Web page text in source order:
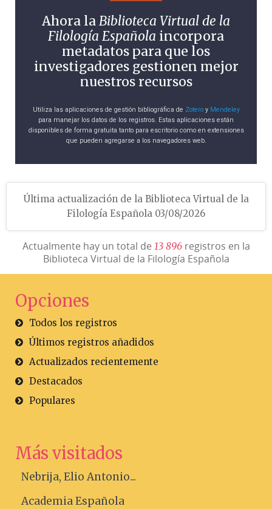
Ahora laBiblioteca Virtual de la
Filología Española incorpora
metadatos para que los
investigadores gestionen mejor
nuestros recursos
Utiliza las aplicaciones de gestión bibliográfica de Zoteroy Mendeley
para manejar los datos de los registros. Estas aplicaciones están
disponibles de forma gratuita tanto para escritorio como en extensiones
que pueden agregarse a los navegadores web.
Última actualización de la Biblioteca Virtual de la
Filología Española 03/08/2026
Actualmente hay un total de 13 896registros en la
Biblioteca Virtual de la Filología Española
Opciones
Todos los registros
Últimos registros añadidos
Actualizados recientemente
Destacados
Populares
Más visitados
Nebrija, Elio Antonio...
Academia Española